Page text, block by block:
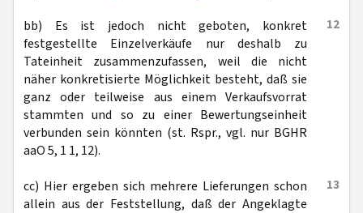
12
bb) Es ist jedoch nicht geboten, konkret
festgestellte Einzelverkäufe nur deshalb zu
Tateinheit zusammenzufassen, weil die nicht
näher konkretisierte Möglichkeit besteht, daß sie
ganz oder teilweise aus einem Verkaufsvorrat
stammten und so zu einer Bewertungseinheit
verbunden sein könnten (st. Rspr., vgl. nur BGHR
aaO 5, 1 1, 12).
13
cc) Hier ergeben sich mehrere Lieferungen schon
allein aus der Feststellung, daß der Angeklagte